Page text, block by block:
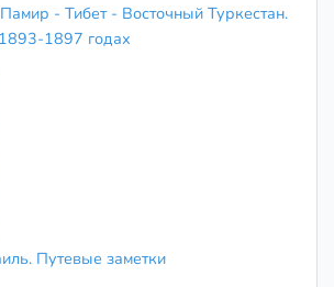
- Тибет - Восточный Туркестан.
1897 годах
Путевые заметки